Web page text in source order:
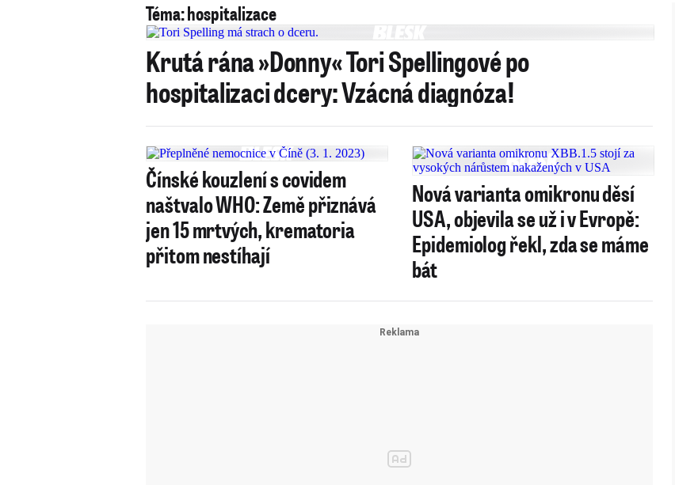
Téma: hospitalizace
Krutá rána »Donny« Tori Spellingové po
hospitalizaci dcery: Vzácná diagnóza!
Čínské kouzlení s covidem
naštvalo WHO: Země přiznává
jen 15 mrtvých, krematoria
přitom nestíhají
Nová varianta omikronu děsí
USA, objevila se už i v Evropě:
Epidemiolog řekl, zda se máme
bát